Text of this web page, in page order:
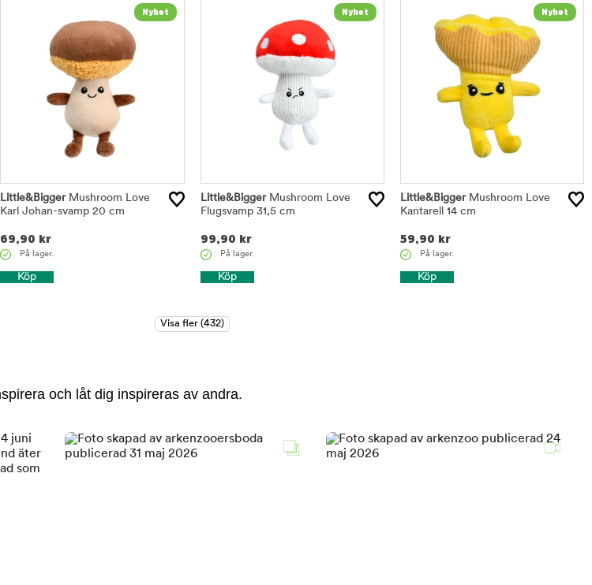
Little&BiggerMushroom Love
Karl Johan-svamp 20 cm
69,90 kr
På lager.
Köp
Little&BiggerMushroom Love
Flugsvamp 31,5 cm
99,90 kr
På lager.
Köp
Little&BiggerMushroom Love
Kantarell 14 cm
59,90 kr
På lager.
Köp
och låt dig inspireras av andra.